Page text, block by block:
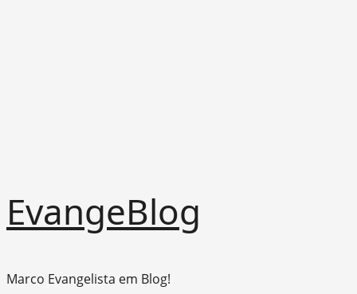
to
content
EvangeBlog
Marco Evangelista em Blog!